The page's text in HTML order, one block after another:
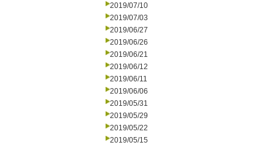
2019/07/10
2019/07/03
2019/06/27
2019/06/26
2019/06/21
2019/06/12
2019/06/11
2019/06/06
2019/05/31
2019/05/29
2019/05/22
2019/05/15